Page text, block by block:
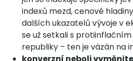
indexů mezd, cenové
dalších ukazatelů vývoje v
se už setkali s
republiky – ten je vázán na
konverzní neboli